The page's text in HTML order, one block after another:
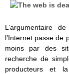
L’argumentaire de
l’Internet passe de
moins par des
recherche de
producteurs et